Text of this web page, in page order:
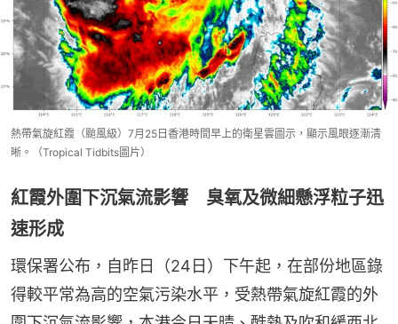
熱帶氣旋紅霞（颱風級）7月25日香港時間早上的衛星雲圖示，顯示風眼逐漸清
晰。（Tropical Tidbits圖片）
紅霞外圍下沉氣流影響 臭氧及微細懸浮粒子迅
速形成
環保署公布，自昨日（24日）下午起，在部份地區錄
得較平常為高的空氣污染水平，受熱帶氣旋紅霞的外